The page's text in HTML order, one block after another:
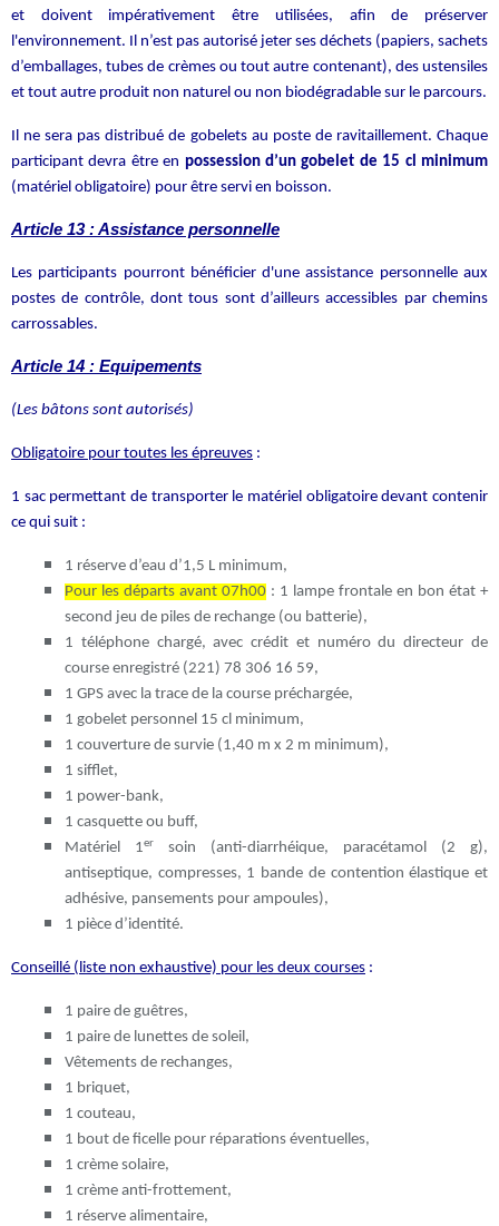
et doivent impérativement être utilisées, afin de préserver
l'environnement. Il n’est pas autorisé jeter ses déchets (papiers, sachets
d’emballages, tubes de crèmes ou tout autre contenant), des ustensiles
et tout autre produit non naturel ou non biodégradable sur le parcours.
Il ne sera pas distribué de gobelets au poste de ravitaillement. Chaque
participant devra être en possession d’un gobelet de 15 cl minimum
(matériel obligatoire) pour être servi en boisson.
Article 13 : Assistance personnelle
Les participants pourront bénéficier d'une assistance personnelle aux
postes de contrôle, dont tous sont d’ailleurs accessibles par chemins
carrossables.
Article 14 : Equipements
(Les bâtons sont autorisés)
Obligatoire pour toutes les épreuves :
1 sac permettant de transporter le matériel obligatoire devant contenir
ce qui suit :
1 réserve d’eau d’1,5 L minimum,
Pour les départs avant 07h00 : 1 lampe frontale en bon état +
second jeu de piles de rechange (ou batterie),
1 téléphone chargé, avec crédit et numéro du directeur de
course enregistré (221) 78 306 16 59,
1 GPS avec la trace de la course préchargée,
1 gobelet personnel 15 cl minimum,
1 couverture de survie (1,40 m x 2 m minimum),
1 sifflet,
1 power-bank,
1 casquette ou buff,
Matériel 1er
soin (anti-diarrhéique, paracétamol (2 g),
antiseptique, compresses, 1 bande de contention élastique et
adhésive, pansements pour ampoules),
1 pièce d’identité.
Conseillé (liste non exhaustive) pour les deux courses :
1 paire de guêtres,
1 paire de lunettes de soleil,
Vêtements de rechanges,
1 briquet,
1 couteau,
1 bout de ficelle pour réparations éventuelles,
1 crème solaire,
1 crème anti-frottement,
1 réserve alimentaire,